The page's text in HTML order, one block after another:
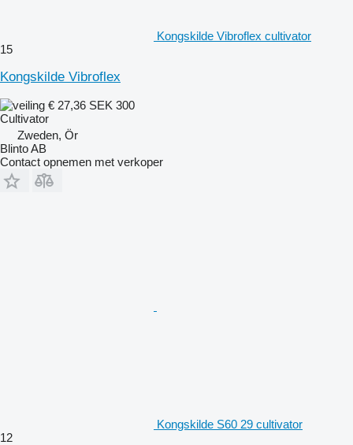
Kongskilde Vibroflex cultivator
15
Kongskilde Vibroflex
€ 27,36 SEK 300
Cultivator
Zweden, Ör
Blinto AB
Contact opnemen met verkoper
Kongskilde S60 29 cultivator
12